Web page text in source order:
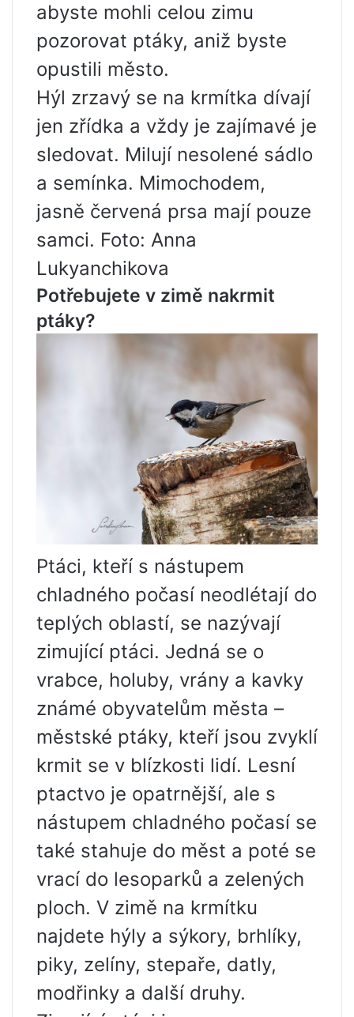
abyste mohli celou zimu
pozorovat ptáky, aniž byste
opustili město.
Hýl zrzavý se na krmítka dívají
jen zřídka a vždy je zajímavé je
sledovat. Milují nesolené sádlo
a semínka. Mimochodem,
jasně červená prsa mají pouze
samci. Foto: Anna
Lukyanchikova
Potřebujete v zimě nakrmit
ptáky?
Ptáci, kteří s nástupem
chladného počasí neodlétají do
teplých oblastí, se nazývají
zimující ptáci. Jedná se o
vrabce, holuby, vrány a kavky
známé obyvatelům města –
městské ptáky, kteří jsou zvyklí
krmit se v blízkosti lidí. Lesní
ptactvo je opatrnější, ale s
nástupem chladného počasí se
také stahuje do měst a poté se
vrací do lesoparků a zelených
ploch. V zimě na krmítku
najdete hýly a sýkory, brhlíky,
piky, zelíny, stepaře, datly,
modřinky a další druhy.